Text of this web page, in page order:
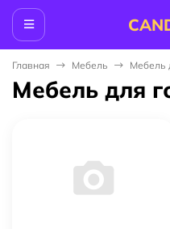
Главная Мебель Мебель
Мебель для